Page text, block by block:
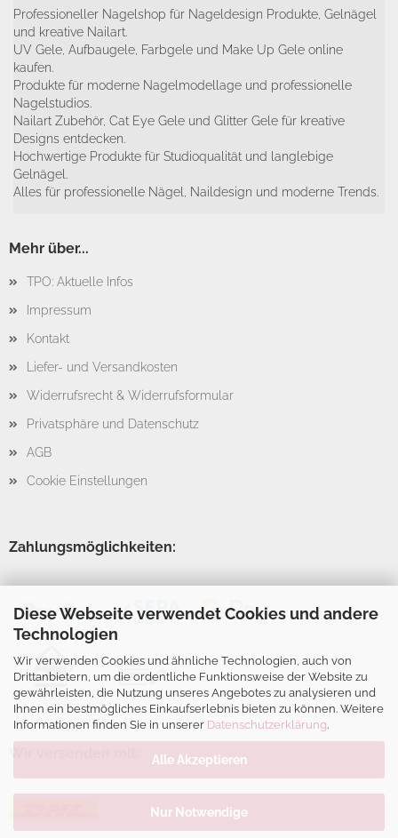
Diese Webseite verwendet Cookies und andere
Technologien
Wir verwenden Cookies und ähnliche Technologien, auch von
Drittanbietern, um die ordentliche Funktionsweise der Website zu
gewährleisten, die Nutzung unseres Angebotes zu analysieren und
Ihnen ein bestmögliches Einkaufserlebnis bieten zu können. Weitere
Informationen finden Sie in unserer Datenschutzerklärung.
Alle Akzeptieren
Nur Notwendige
Professioneller Nagelshop für Nageldesign Produkte, Gelnägel
und kreative Nailart.
UV Gele, Aufbaugele, Farbgele und Make Up Gele online
kaufen.
Produkte für moderne Nagelmodellage und professionelle
Nagelstudios.
Nailart Zubehör, Cat Eye Gele und Glitter Gele für kreative
Designs entdecken.
Hochwertige Produkte für Studioqualität und langlebige
Gelnägel.
Alles für professionelle Nägel, Naildesign und moderne Trends.
Mehr über...
TPO: Aktuelle Infos
Impressum
Kontakt
Liefer- und Versandkosten
Widerrufsrecht & Widerrufsformular
Privatsphäre und Datenschutz
AGB
Cookie Einstellungen
Zahlungsmöglichkeiten: